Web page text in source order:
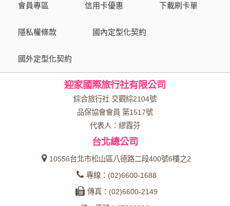
資料的蒐集與使用方式:
為了在本網站提供您最佳的互動性服務，可能會請您提供相關
本網站在您使用服務信箱、問卷調查等互動性功能時，會保留
於一般瀏覽時，伺服器會自行記錄相關行徑，包括您使用連線
設備的 IP 位址、使用時間、使用的瀏覽器、瀏覽及點選資料記
錄等，做為我們增進網站服務的參考依據，此記錄為內部應
用，決不對外公布。
為提供精確的服務，我們會將收集的問卷調查內容進行統計與
分析，分析結果之統計數據或說明文字呈現，除供內部研究
外，我們會視需要公佈統計數據及說明文字，但不涉及特定個
除非取得您的同意或其他法令之特別規定，本網站絕不會將您
的個人資料揭露予第三人或使用於蒐集目的以外之其他用途。
會員專區 信用卡優惠 下載刷卡單
隱私權條款 國內定型化契約
國外定型化契約
迎家國際旅行社有限公司
綜合旅行社 交觀綜2104號
品保協會會員 第1517號
代表人：繆霞芬
台北總公司
10556台北市松山區八德路二段400號6樓之2
專線：(02)6600-1688
傳真：(02)6600-2149